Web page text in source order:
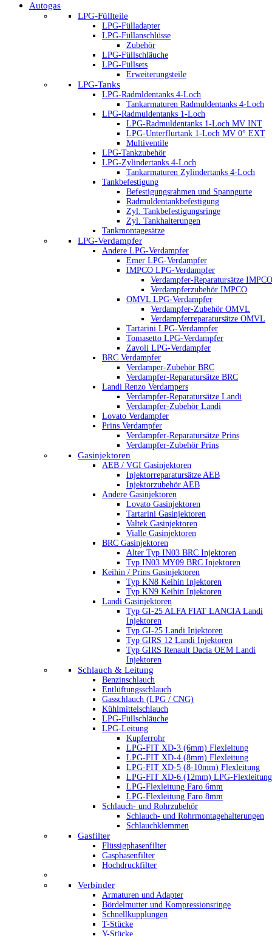
Autogas
LPG-Füllteile
LPG-Fülladapter
LPG-Füllanschlüsse
Zubehör
LPG-Füllschläuche
LPG-Füllsets
Erweiterungsteile
LPG-Tanks
LPG-Radmldentanks 4-Loch
Tankarmaturen Radmuldentanks 4-Loch
LPG-Radmuldentanks 1-Loch
LPG-Radmuldentanks 1-Loch MV INT
LPG-Unterflurtank 1-Loch MV 0° EXT
Multiventile
LPG-Tankzubehör
LPG-Zylindertanks 4-Loch
Tankarmaturen Zylindertanks 4-Loch
Tankbefestigung
Befestigungsrahmen und Spanngurte
Radmuldentankbefestigung
Zyl. Tankbefestigungsringe
Zyl. Tankhalterungen
Tankmontagesätze
LPG-Verdampfer
Andere LPG-Verdampfer
Emer LPG-Verdampfer
IMPCO LPG-Verdampfer
Verdampfer-Reparatursätze IMPCO
Verdampferzubehör IMPCO
OMVL LPG-Verdampfer
Verdampfer-Zubehör OMVL
Verdampferreparatursätze OMVL
Tartarini LPG-Verdampfer
Tomasetto LPG-Verdampfer
Zavoli LPG-Verdampfer
BRC Verdampfer
Verdamper-Zubehör BRC
Verdampfer-Reparatursätze BRC
Landi Renzo Verdampers
Verdampfer-Reparatursätze Landi
Verdampfer-Zubehör Landi
Lovato Verdampfer
Prins Verdampfer
Verdampfer-Reparatursätze Prins
Verdampfer-Zubehör Prins
Gasinjektoren
AEB / VGI Gasinjektoren
Injektorreparatursätze AEB
Injektorzubehör AEB
Andere Gasinjektoren
Lovato Gasinjektoren
Tartarini Gasinjektoren
Valtek Gasinjektoren
Vialle Gasinjektoren
BRC Gasinjektoren
Alter Typ IN03 BRC Injektoren
Typ IN03 MY09 BRC Injektoren
Keihin / Prins Gasinjektoren
Typ KN8 Keihin Injektoren
Typ KN9 Keihin Injektoren
Landi Gasinjektoren
Typ GI-25 ALFA FIAT LANCIA Landi
Injektoren
Typ GI-25 Landi Injektoren
Typ GIRS 12 Landi Injektoren
Typ GIRS Renault Dacia OEM Landi
Injektoren
Schlauch & Leitung
Benzinschlauch
Entlüftungsschlauch
Gasschlauch (LPG / CNG)
Kühlmittelschlauch
LPG-Füllschläuche
LPG-Leitung
Kupferrohr
LPG-FIT XD-3 (6mm) Flexleitung
LPG-FIT XD-4 (8mm) Flexleitung
LPG-FIT XD-5 (8-10mm) Flexleitung
LPG-FIT XD-6 (12mm) LPG-Flexleitung
LPG-Flexleitung Faro 6mm
LPG-Flexleitung Faro 8mm
Schlauch- und Rohrzubehör
Schlauch- und Rohrmontagehalterungen
Schlauchklemmen
Gasfilter
Flüssigphasenfilter
Gasphasenfilter
Hochdruckfilter
Verbinder
Armaturen und Adapter
Bördelmutter und Kompressionsringe
Schnellkupplungen
T-Stücke
Y-Stücke